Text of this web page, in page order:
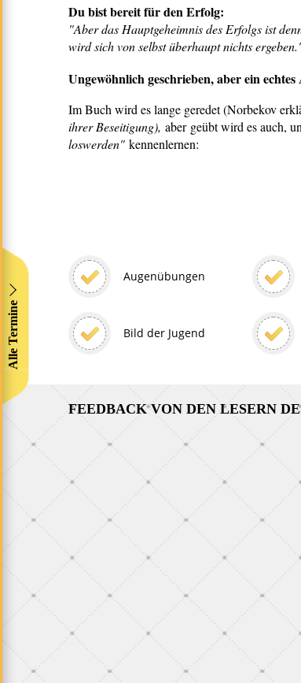
Du bist bereit für den Erfolg:
"Aber das Hauptgeheimnis des Erfolgs ist
wird sich von selbst überhaupt nichts
Ungewöhnlich geschrieben, aber ein
Im Buch wird es lange geredet (Norbekov
ihrer Beseitigung), aber geübt wird es auch,
loswerden" kennenlernen:
Augenübungen
Bild der Jugend
FEEDBACK VON DEN LESERN
Teilnehmerin über die Norbekov Methode
„Ich habe alle drei
Alle Termine